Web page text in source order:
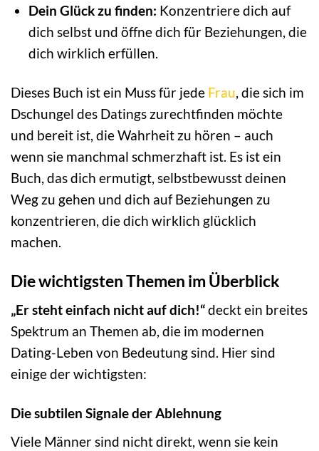
Dein Glück zu finden: Konzentriere dich auf
dich selbst und öffne dich für Beziehungen, die
dich wirklich erfüllen.
Dieses Buch ist ein Muss für jede Frau, die sich im
Dschungel des Datings zurechtfinden möchte
und bereit ist, die Wahrheit zu hören – auch
wenn sie manchmal schmerzhaft ist. Es ist ein
Buch, das dich ermutigt, selbstbewusst deinen
Weg zu gehen und dich auf Beziehungen zu
konzentrieren, die dich wirklich glücklich
machen.
Die wichtigsten Themen im Überblick
„Er steht einfach nicht auf dich!“deckt ein breites
Spektrum an Themen ab, die im modernen
Dating-Leben von Bedeutung sind. Hier sind
einige der wichtigsten:
Die subtilen Signale der Ablehnung
Viele Männer sind nicht direkt, wenn sie kein